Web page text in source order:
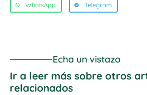
WhatsApp Telegram
Echa un vistazo
Ir a leer más sobre otros
relacionados